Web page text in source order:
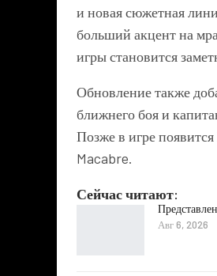
и новая сюжетная
больший акцент на
игры становится
Обновление также
ближнего боя и
Позже в игре
Macabre.
Сейчас читают:
Авг 6, 2026